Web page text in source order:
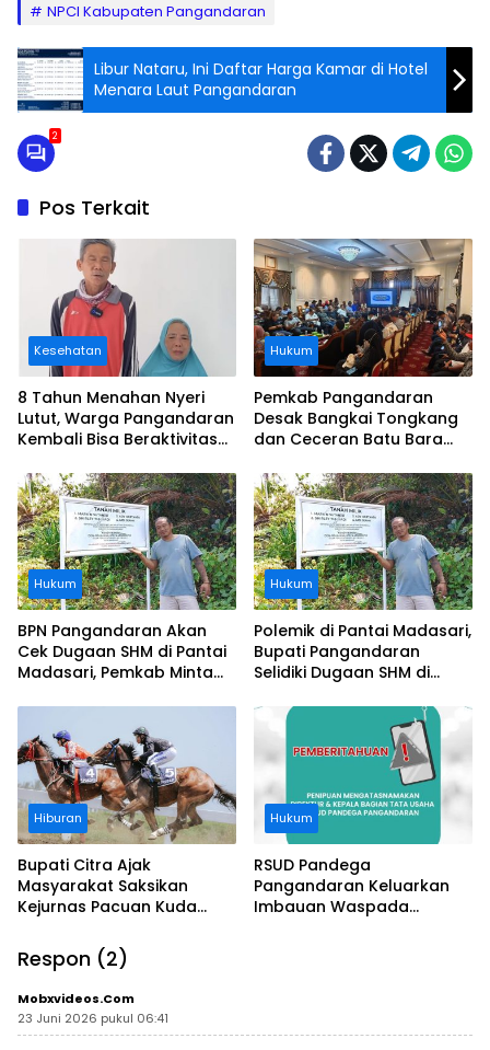
NPCI Kabupaten Pangandaran
Libur Nataru, Ini Daftar Harga Kamar di Hotel
Menara Laut Pangandaran
2
Pos Terkait
Kesehatan
8 Tahun Menahan Nyeri
Lutut, Warga Pangandaran
Kembali Bisa Beraktivitas
Ditanggung BPJS
Hukum
Pemkab Pangandaran
Desak Bangkai Tongkang
dan Ceceran Batu Bara
Buruknya Koordinasi
Perusahaan
Hukum
BPN Pangandaran Akan
Cek Dugaan SHM di Pantai
Madasari, Pemkab Minta
Hukum
Polemik di Pantai Madasari,
Bupati Pangandaran
Selidiki Dugaan SHM di
Pantai
Hiburan
Bupati Citra Ajak
Masyarakat Saksikan
Kejurnas Pacuan Kuda
Legokjawa
Hukum
RSUD Pandega
Pangandaran Keluarkan
Imbauan Waspada
Respon (2)
Mobxvideos.com
23 Juni 2026 pukul 06:41